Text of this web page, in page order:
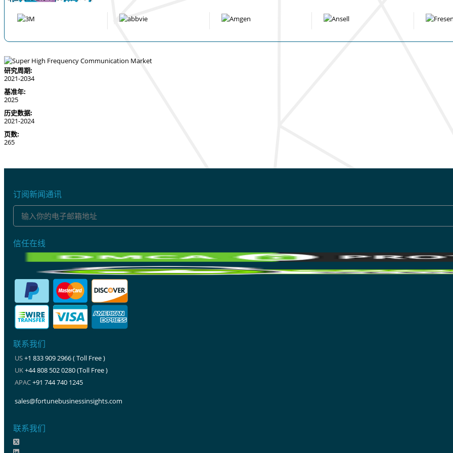
研究周期:
2021-2034
基准年:
2025
历史数据:
2021-2024
页数:
265
订阅新闻通讯
信任在线
联系我们
US+1 833 909 2966 ( Toll Free )
UK+44 808 502 0280 (Toll Free )
APAC+91 744 740 1245
sales@fortunebusinessinsights.com
联系我们